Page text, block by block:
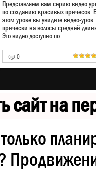
Представляем вам серию видео
по созданию красивых причесок.
этом уроке вы увидите видео-урок
прически на волосы средней
Это видео доступно по...
Забиваем Сайты В ТОП
КУВАЛДОЙ - Уникальные
Каждая ссылка анализируется
по трем пакетам оценки:SEO,
занятием. Ссылки, вечные
пресс-релизы - используйте по
максимуму потенциал
0
сайт на